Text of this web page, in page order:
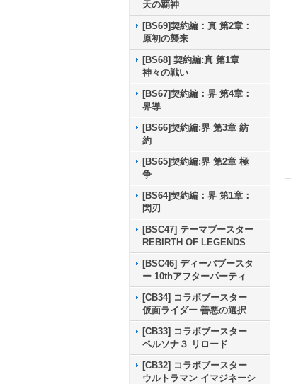
天の覇神
[BS69]契約編：真 第2章：
原初の襲来
[BS68] 契約編:真 第1章
神々の戦い
[BS67]契約編：界 第4章：
界導
[BS66]契約編:界 第3章 紡
約
[BS65]契約編:界 第2章 極
争
[BS64]契約編：界 第1章：
閃刃
[BSC47] テーマブースター
REBIRTH OF LEGENDS
[BSC46] ディーバブースタ
ー 10thアフターパーティ
[CB34] コラボブースター
仮面ライダー 善悪の選択
[CB33] コラボブースター
ペルソナ３ リロード
[CB32] コラボブースター
ウルトラマン イマジネーシ